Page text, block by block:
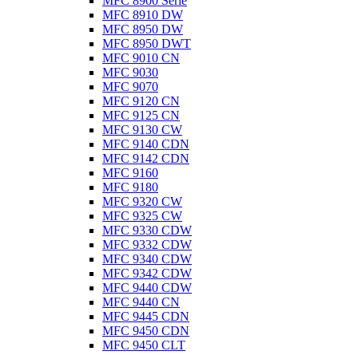
MFC 8910 DW
MFC 8950 DW
MFC 8950 DWT
MFC 9010 CN
MFC 9030
MFC 9070
MFC 9120 CN
MFC 9125 CN
MFC 9130 CW
MFC 9140 CDN
MFC 9142 CDN
MFC 9160
MFC 9180
MFC 9320 CW
MFC 9325 CW
MFC 9330 CDW
MFC 9332 CDW
MFC 9340 CDW
MFC 9342 CDW
MFC 9440 CDW
MFC 9440 CN
MFC 9445 CDN
MFC 9450 CDN
MFC 9450 CLT